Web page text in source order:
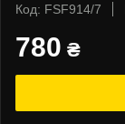
Код: FSF914/7
780 ₴